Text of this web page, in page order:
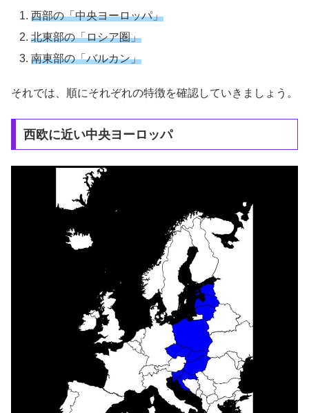
西部の「中央ヨーロッパ」
北東部の「ロシア圏」
南東部の「バルカン」
それでは、順にそれぞれの特徴を確認していきましょう。
西欧に近い中央ヨーロッパ